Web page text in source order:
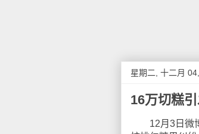
星期二, 十二月
16万切糕
12月3日微博